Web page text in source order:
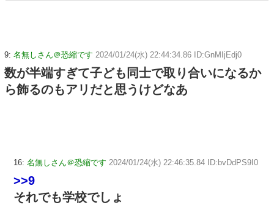
9: 名無しさん＠恐縮です 2024/01/24(水) 22:44:34.86 ID:GnMIjEdj0
数が半端すぎて子ども同士で取り合いになるか
ら飾るのもアリだと思うけどなあ
16: 名無しさん＠恐縮です 2024/01/24(水) 22:46:35.84 ID:bvDdPS9I0
>>9
それでも学校でしょ